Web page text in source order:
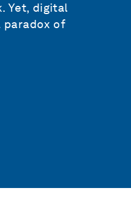
Yet, digital
paradox of